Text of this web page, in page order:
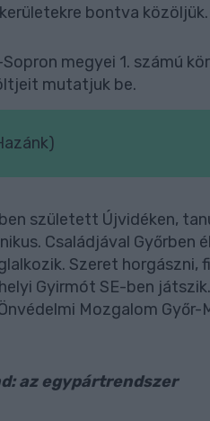
bontva közöljük.
megyei 1. számú
mutatjuk be.
született Újvidéken,
Családjával Győrben
Szeret
Gyirmót SE-ben
Mozgalom
az egypártrendszer